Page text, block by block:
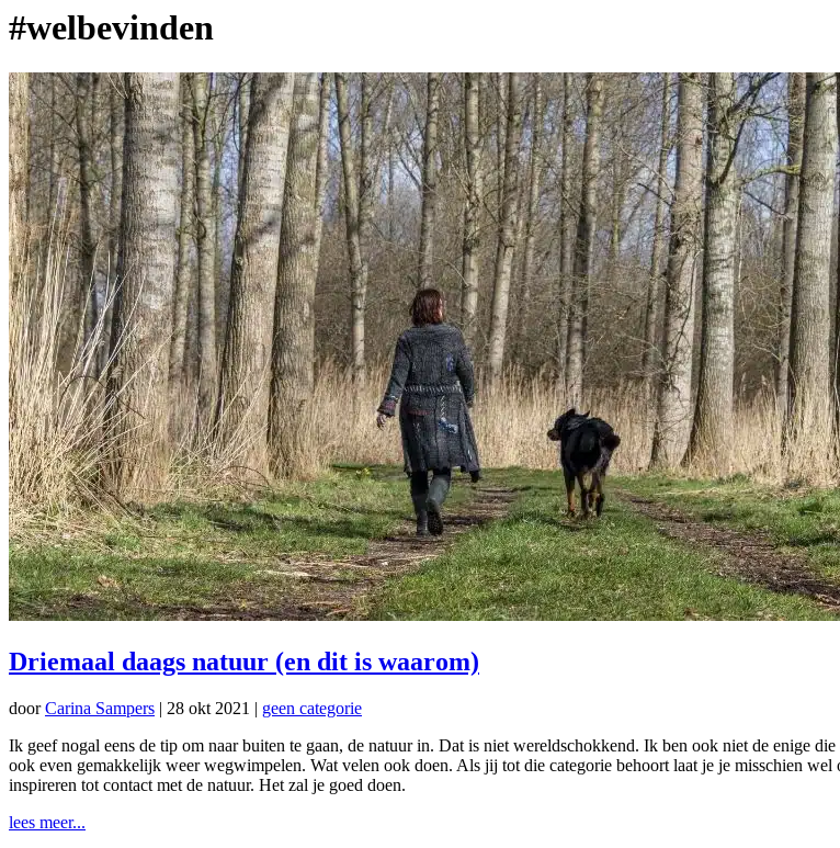
#welbevinden
Driemaal daags natuur (en dit is waarom)
doorCarina Sampers | 28 okt 2021 | geen categorie
Ik geef nogal eens de tip om naar buiten te gaan, de natuur in. Dat is niet wereldschokkend. Ik ben ook niet de enige
ook even gemakkelijk weer wegwimpelen. Wat velen ook doen. Als jij tot die categorie behoort laat je je misschien
inspireren tot contact met de natuur. Het zal je goed doen.
lees meer...